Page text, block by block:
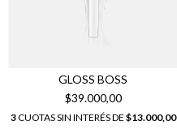
GLOSS BOSS
$39.000,00
3CUOTAS SIN INTERÉS DE $13.000,00